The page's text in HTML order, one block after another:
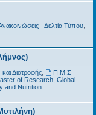
σ
- Δελτία Τύπου,
Διατροφής,
Π.Μ.Σ
of Research, Global
and Nutrition